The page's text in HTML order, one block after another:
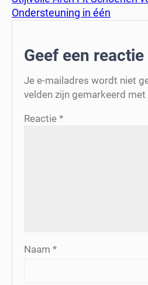
Ondersteuning in één
Geef een reactie
Je e-mailadres wordt niet
velden zijn gemarkeerd met
Reactie *
Naam *